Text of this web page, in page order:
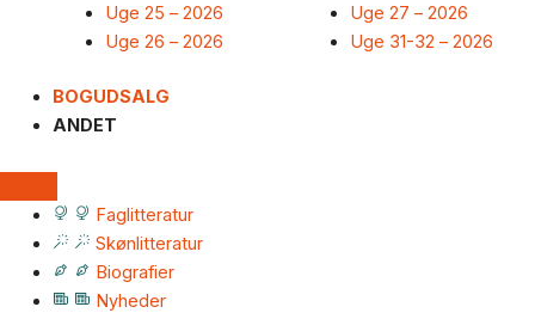
Uge 25 – 2026
Uge 26 – 2026
Uge 27 – 2026
Uge 31-32 – 2026
BOGUDSALG
ANDET
Faglitteratur
Skønlitteratur
Biografier
Nyheder